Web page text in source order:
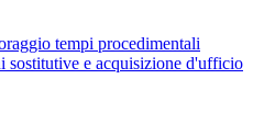
tempi procedimentali
sostitutive e acquisizione d'ufficio